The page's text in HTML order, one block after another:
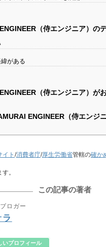
（侍エンジニア）の
がある
（侍エンジニア）が
ENGINEER（侍エンジ
イト /消費者庁/厚生労働省管轄の確か
。
この記事の著者
ロガー
いプロフィール